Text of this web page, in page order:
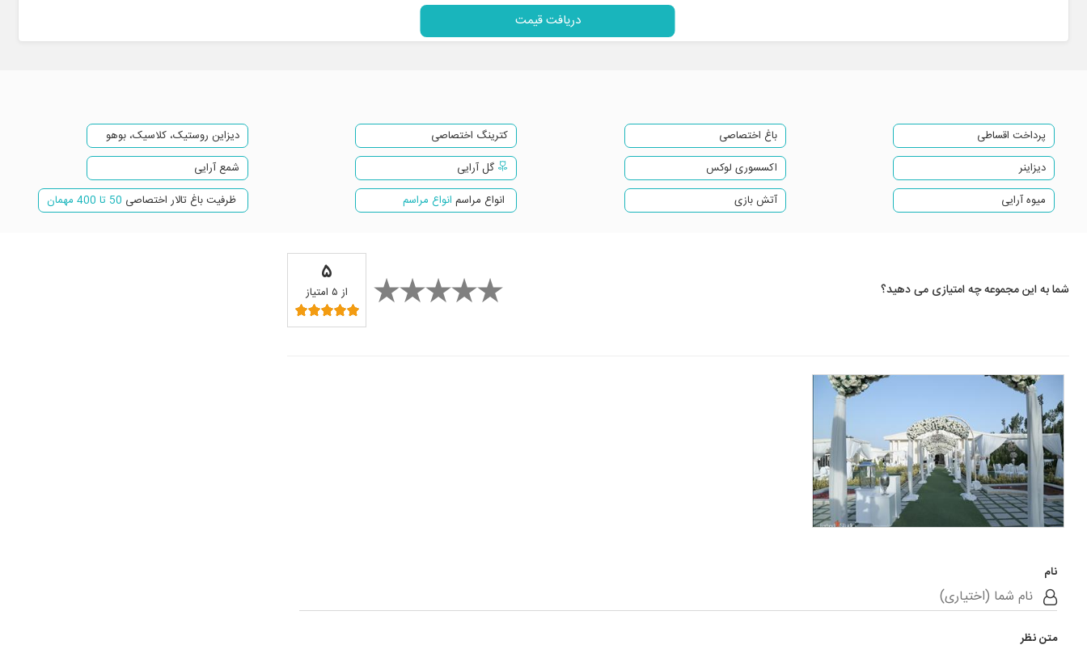
شمع آرایی
(تمام میزهای مهمانان و یادبود عروس و داماد)
دکوراسیون و چیدمان سالن و محوطه
گل آرایی به همراه باکسهای چوبی و آینه ای
(در محوطه و داخل سالن)
پرسنل پذیرایی به ازای هر 10 نفر مهمان ا نفر میزبان
پرسنل رخت کن ا نفر
پرسنل سرویس بهداشتی ا نفر
تابلو یادبود عروس و داماد
دریافت قیمت
پرداخت اقساطی باغ اختصاصی کترینگ اختصاصی
دیزاین روستیک، کلاسیک، بوهو
دیزاینر
اکسسوری لوکس گل آرایی
شمع آرایی
میوه آرایی
آتش بازی انواع مراسم انواع مراسم ظرفیت باغ تالار اختصاصی 50 تا 400 مهمان
شما به این مجموعه چه امتیازی می دهید؟
۵
از ۵ امتیاز
تشریفات فرست کلس
نام
متن نظر